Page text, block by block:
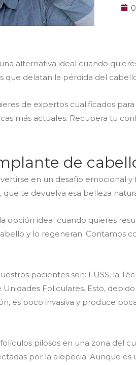
alternativa ideal cuando
que delatan la pérdida del
de expertos cualificados
más actuales. Recupera tu
de
en un desafío emocional
te devuelva esa belleza
opción ideal cuando quieres
y lo regeneran. Contamos
pacientes son: FUSS, la
Foliculares. Esto,
es poco invasiva y produce
pilosos en una zona del
por la alopecia. Aunque